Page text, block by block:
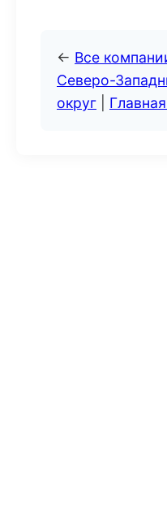
← Все
Северо-
округ